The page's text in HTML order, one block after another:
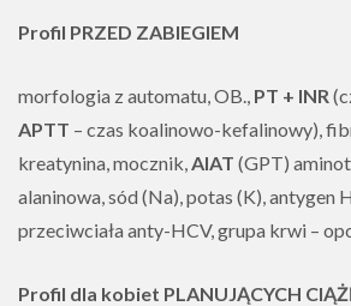
Profil PRZED ZABIEGIEM
morfologia z automatu, OB., PT + INR
APTT – czas koalinowo-kefalinowy),
kreatynina, mocznik,AlAT (GPT)
alaninowa, sód (Na), potas (K), antygen
przeciwciała anty-HCV, grupa krwi –
Profil dla kobiet PLANUJĄCYCH